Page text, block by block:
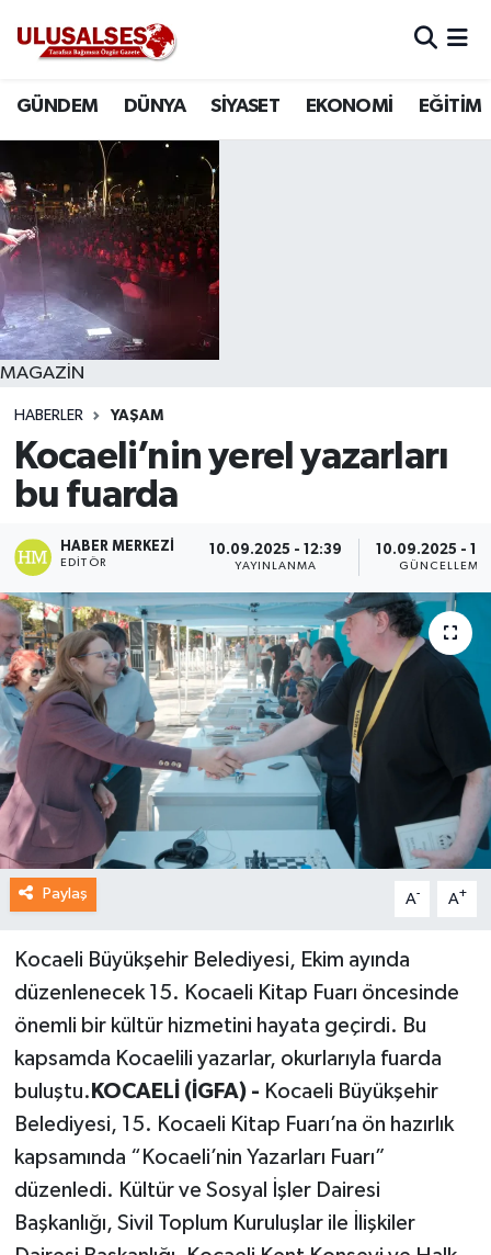
GÜNDEM DÜNYA SİYASET EKONOMİ EĞİTİM
MAGAZİN
HABERLER YAŞAM
Kocaeli’nin yerel yazarları
bu fuarda
HABER MERKEZI
EDITÖR
10.09.2025 - 12:39
YAYINLANMA
10.09.2025 -
GÜNCELLEME
Paylaş A- A+
Kocaeli Büyükşehir Belediyesi, Ekim ayında
düzenlenecek 15. Kocaeli Kitap Fuarı öncesinde
önemli bir kültür hizmetini hayata geçirdi. Bu
kapsamda Kocaelili yazarlar, okurlarıyla fuarda
buluştu. KOCAELİ (İGFA) - Kocaeli Büyükşehir
Belediyesi, 15. Kocaeli Kitap Fuarı’na ön hazırlık
kapsamında “Kocaeli’nin Yazarları Fuarı”
düzenledi. Kültür ve Sosyal İşler Dairesi
Başkanlığı, Sivil Toplum Kuruluşlar ile İlişkiler
DÜNYA
SİYASET
EKONOMİ
EĞİTİM
SAĞLIK
MAGAZİN
SPOR
Trafik Durumu
Süper Lig Puan Durumu ve Fikstür
Tüm Manşetler
Son Dakika Haberleri
Haber Arşivi